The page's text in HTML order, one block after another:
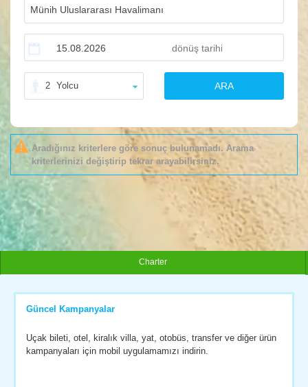
2 Yolcu ARA
Aradığınız kriterlere göre sonuç bulunamadı. Arama
kriterlerinizi değiştirip tekrar arayabilirsiniz.
Charter
Güncel Kampanyalar
Uçak bileti, otel, kiralık villa, yat, otobüs, transfer ve diğer ürün
kampanyaları için mobil uygulamamızı indirin.